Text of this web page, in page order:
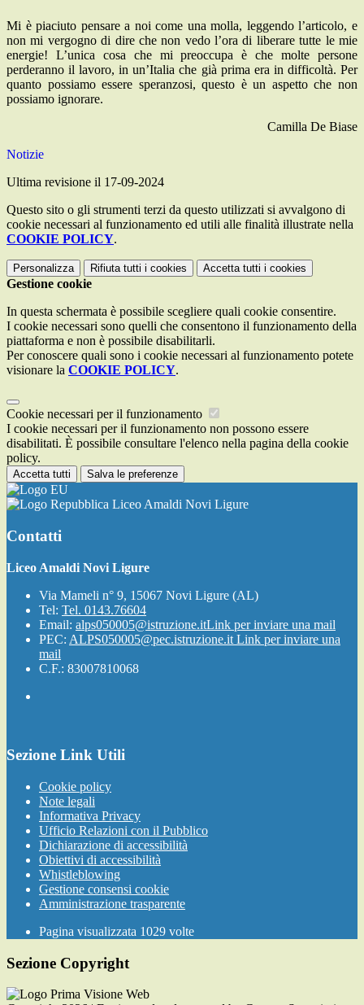
Mi è piaciuto pensare a noi come una molla, leggendo l’articolo, e
non mi vergogno di dire che non vedo l’ora di liberare tutte le mie
energie! L’unica cosa che mi preoccupa è che molte persone
perderanno il lavoro, in un’Italia che già prima era in difficoltà. Per
quanto possiamo essere speranzosi, questo è un aspetto che non
possiamo ignorare.
Camilla De Biase
Notizie
Ultima revisione il 17-09-2024
Questo sito o gli strumenti terzi da questo utilizzati si avvalgono di
cookie necessari al funzionamento ed utili alle finalità illustrate nella
COOKIE POLICY.
Personalizza Rifiuta tutti i cookies Accetta tutti i cookies
Gestione cookie
In questa schermata è possibile scegliere quali cookie consentire.
I cookie necessari sono quelli che consentono il funzionamento della
piattaforma e non è possibile disabilitarli.
Per conoscere quali sono i cookie necessari al funzionamento potete
visionare la COOKIE POLICY.
Cookie necessari per il funzionamento
I cookie necessari per il funzionamento non possono essere
disabilitati. È possibile consultare l'elenco nella pagina della cookie
policy.
Accetta tutti Salva le preferenze
Liceo Amaldi Novi Ligure
Contatti
Liceo Amaldi Novi Ligure
Via Mameli n° 9, 15067 Novi Ligure (AL)
Tel: Tel. 0143.76604
Email: alps050005@istruzione.itLink per inviare una mail
PEC: ALPS050005@pec.istruzione.it Link per inviare una
mail
C.F.: 83007810068
Sezione Link Utili
Cookie policy
Note legali
Informativa Privacy
Ufficio Relazioni con il Pubblico
Dichiarazione di accessibilità
Obiettivi di accessibilità
Whistleblowing
Gestione consensi cookie
Amministrazione trasparente
Pagina visualizzata 1029 volte
Sezione Copyright